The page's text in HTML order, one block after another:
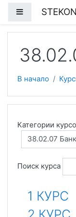
Боковая
В начало
Категории
Поиск курса
1 КУРС